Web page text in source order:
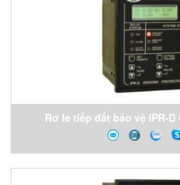
Rơ le tiếp đất bảo vệ IPR-